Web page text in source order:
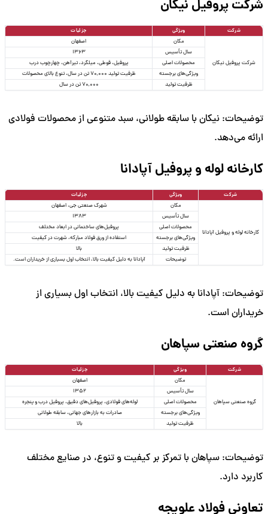
شرکت پروفیل نیکان
شرکت ویژگی جزئیات
شرکت پروفیل نیکان
مکان
اصفهان
سال تأسیس
1363
محصولات اصلی
پروفیل، قوطی، میلگرد، تیرآهن، چهارچوب درب
ویژگی‌های برجسته
ظرفیت تولید 70,000 تن در سال، تنوع بالای محصولات
ظرفیت تولید
70,000 تن در سال
توضیحات: نیکان با سابقه طولانی، سبد متنوعی از محصولات فولادی
ارائه می‌دهد.
کارخانه لوله و پروفیل آپادانا
شرکت ویژگی جزئیات
کارخانه لوله و پروفیل آپادانا
مکان
شهرک صنعتی جی، اصفهان
سال تأسیس
1383
محصولات اصلی
پروفیل‌های ساختمانی در ابعاد مختلف
ویژگی‌های برجسته
استفاده از ورق فولاد مبارکه، شهرت در کیفیت
ظرفیت تولید
بالا
توضیحات
آپادانا به دلیل کیفیت بالا، انتخاب اول بسیاری از خریداران است.
توضیحات: آپادانا به دلیل کیفیت بالا، انتخاب اول بسیاری از
خریداران است.
گروه صنعتی سپاهان
شرکت ویژگی جزئیات
گروه صنعتی سپاهان
مکان
اصفهان
سال تأسیس
1352
محصولات اصلی
لوله‌های فولادی، پروفیل‌های دقیق، پروفیل درب و پنجره
ویژگی‌های برجسته
صادرات به بازارهای جهانی، سابقه طولانی
ظرفیت تولید
بالا
توضیحات: سپاهان با تمرکز بر کیفیت و تنوع، در صنایع مختلف
کاربرد دارد.
تعاونی فولاد علویجه